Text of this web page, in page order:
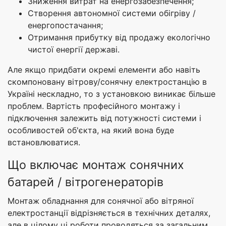
Створення автономної системи обігріву /
енергопостачання;
Отримання прибутку від продажу екологічно
чистої енергії державі.
Але якщо придбати окремі елементи або навіть
скомпоновану вітрову/сонячну електростанцію в
Україні нескладно, то з установкою виникає більше
проблем. Вартість професійного монтажу і
підключення залежить від потужності системи і
особливостей об'єкта, на який вона буде
встановлюватися.
Що включає монтаж сонячних
батарей / вітрогенераторів
Монтаж обладнання для сонячної або вітряної
електростанції відрізняється в технічних деталях,